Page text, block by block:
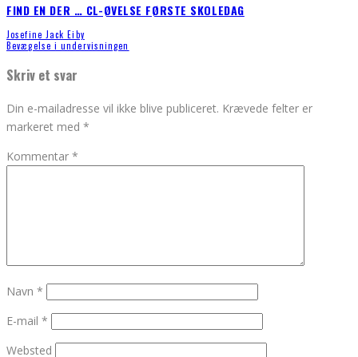
FIND EN DER … CL-ØVELSE FØRSTE SKOLEDAG
Josefine Jack Eiby
Bevægelse i undervisningen
Skriv et svar
Din e-mailadresse vil ikke blive publiceret. Krævede felter er
markeret med *
Kommentar *
Navn *
E-mail *
Websted